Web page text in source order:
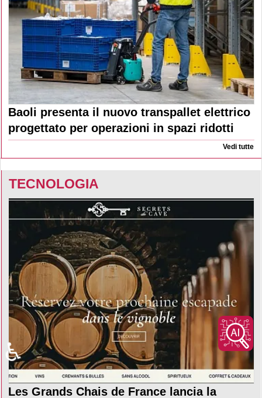
Baoli presenta il nuovo transpallet elettrico
progettato per operazioni in spazi ridotti
Vedi tutte
TECNOLOGIA
Les Grands Chais de France lancia la